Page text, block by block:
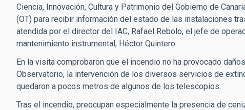
Ciencia, Innovación, Cultura y Patrimonio del Gobierno de
(OT) para recibir información del estado de las instalaciones
atendida por el director del IAC, Rafael Rebolo, el jefe de
mantenimiento instrumental, Héctor Quintero.
En la visita comprobaron que el incendio no ha provocado
Observatorio, la intervención de los diversos servicios de
quedaron a pocos metros de algunos de los telescopios.
Tras el incendio, preocupan especialmente la presencia de